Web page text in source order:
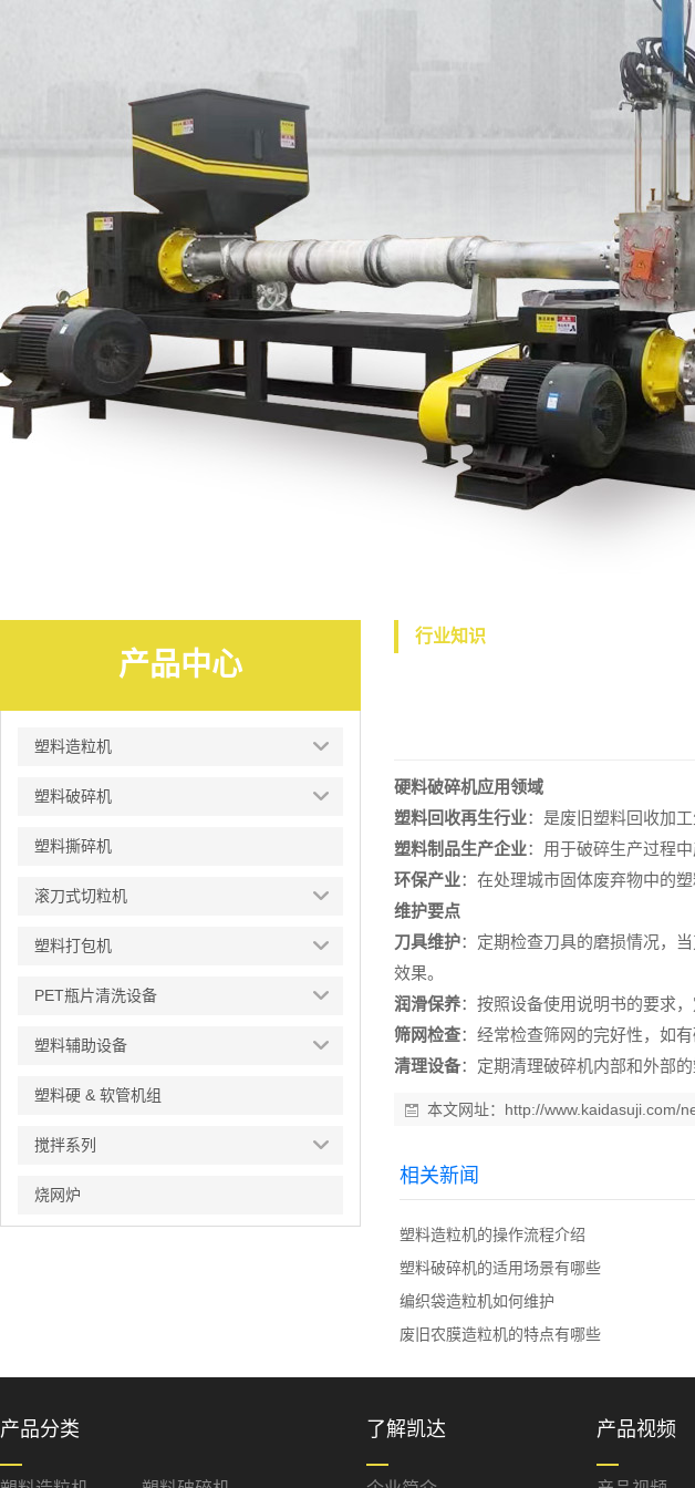
产品中心
塑料造粒机
塑料破碎机
塑料撕碎机
滚刀式切粒机
塑料打包机
PET瓶片清洗设备
塑料辅助设备
塑料硬 & 软管机组
搅拌系列
烧网炉
行业知识
硬料破碎机应用领域
塑料回收再生行业：是废旧塑料回收加
塑料制品生产企业：用于破碎生产过程
环保产业：在处理城市固体废弃物中的
维护要点
刀具维护：定期检查刀具的磨损情况，
效果。
润滑保养：按照设备使用说明书的要求
筛网检查：经常检查筛网的完好性，如
清理设备：定期清理破碎机内部和外部
本文网址： http://www.kaidasuji.com/
相关新闻
塑料造粒机的操作流程介绍
塑料破碎机的适用场景有哪些
编织袋造粒机如何维护
废旧农膜造粒机的特点有哪些
产品分类 了解凯达 产品视频